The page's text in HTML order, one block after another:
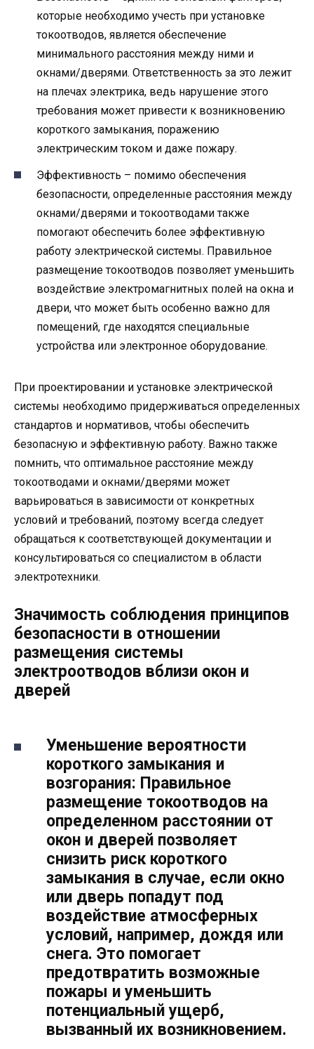
которые необходимо учесть при установке
токоотводов, является обеспечение
минимального расстояния между ними и
окнами/дверями. Ответственность за это лежит
на плечах электрика, ведь нарушение этого
требования может привести к возникновению
короткого замыкания, поражению
электрическим током и даже пожару.
Эффективность – помимо обеспечения
безопасности, определенные расстояния между
окнами/дверями и токоотводами также
помогают обеспечить более эффективную
работу электрической системы. Правильное
размещение токоотводов позволяет уменьшить
воздействие электромагнитных полей на окна и
двери, что может быть особенно важно для
помещений, где находятся специальные
устройства или электронное оборудование.
При проектировании и установке электрической
системы необходимо придерживаться определенных
стандартов и нормативов, чтобы обеспечить
безопасную и эффективную работу. Важно также
помнить, что оптимальное расстояние между
токоотводами и окнами/дверями может
варьироваться в зависимости от конкретных
условий и требований, поэтому всегда следует
обращаться к соответствующей документации и
консультироваться со специалистом в области
электротехники.
Значимость соблюдения принципов
безопасности в отношении
размещения системы
электроотводов вблизи окон и
дверей
Уменьшение вероятности
короткого замыкания и
возгорания: Правильное
размещение токоотводов на
определенном расстоянии от
окон и дверей позволяет
снизить риск короткого
замыкания в случае, если окно
или дверь попадут под
воздействие атмосферных
условий, например, дождя или
снега. Это помогает
предотвратить возможные
пожары и уменьшить
потенциальный ущерб,
вызванный их возникновением.